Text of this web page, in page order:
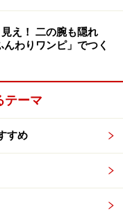
だと、天気の悪い秋
てしまうこともあり
する、日常生活の中
ちろん、スポーツ時
立っていて、小顔に
デザインです。
え！ 二の腕も隠れ
わりワンピ」でつく
テーマ
すめ